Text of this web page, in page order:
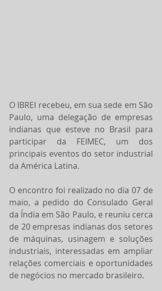
O IBREI recebeu, em sua sede em São
Paulo, uma delegação de empresas
indianas que esteve no Brasil para
participar da FEIMEC, um dos
principais eventos do setor industrial
da América Latina.
O encontro foi realizado no dia 07 de
maio, a pedido do Consulado Geral
da Índia em São Paulo, e reuniu cerca
de 20 empresas indianas dos setores
de máquinas, usinagem e soluções
industriais, interessadas em ampliar
relações comerciais e oportunidades
de negócios no mercado brasileiro.